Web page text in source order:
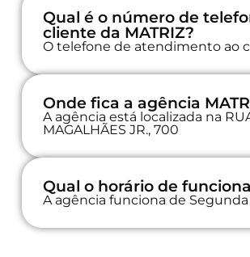
Qual é o número de
cliente da MATRIZ?
O telefone de atendimento ao
Onde fica a agência
A agência está localizada na
MAGALHÃES JR., 700
Qual o horário de
A agência funciona de Segunda